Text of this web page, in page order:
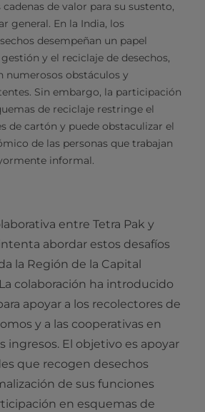
de valor para su sustento,
general. En la India, los
desempeñan un papel
y el reciclaje de desechos,
numerosos obstáculos y
Sin embargo, la participación
de reciclaje restringe el
de cartón y puede obstaculizar el
de las personas que trabajan
informal.
entre Tetra Pak y
abordar estos desafíos
la Región de la Capital
colaboración ha introducido
apoyar a los recolectores de
y a las cooperativas en
ingresos. El objetivo es apoyar
que recogen desechos
de sus funciones
en esquemas de